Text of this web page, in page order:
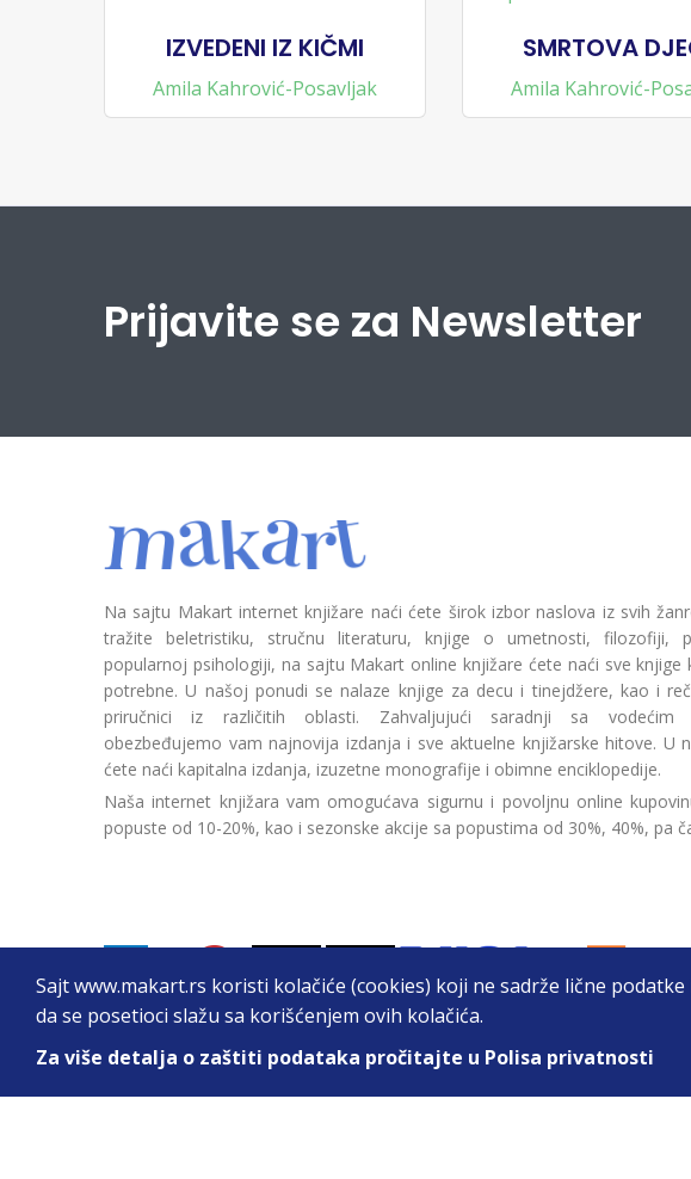
Sajt www.makart.rs koristi kolačiće (cookies) koji ne sadrže lične
da se posetioci slažu sa korišćenjem ovih kolačića.
Za više detalja o zaštiti podataka pročitajte u Polisa privatnosti
IZVEDENI IZ KIČMI
Amila Kahrović-Posavljak
SMRTOVA
Amila Kahrović-
Prijavite se za Newsletter
Na sajtu Makart internet knjižare naći ćete širok izbor naslova iz svih
tražite beletristiku, stručnu literaturu, knjige o umetnosti, filozofiji,
popularnoj psihologiji, na sajtu Makart online knjižare ćete naći sve knjige
potrebne. U našoj ponudi se nalaze knjige za decu i tinejdžere, kao i
priručnici iz različitih oblasti. Zahvaljujući saradnji sa vodećim
obezbeđujemo vam najnovija izdanja i sve aktuelne knjižarske hitove. U
ćete naći kapitalna izdanja, izuzetne monografije i obimne enciklopedije.
Naša internet knjižara vam omogućava sigurnu i povoljnu online
popuste od 10-20%, kao i sezonske akcije sa popustima od 30%, 40%, pa